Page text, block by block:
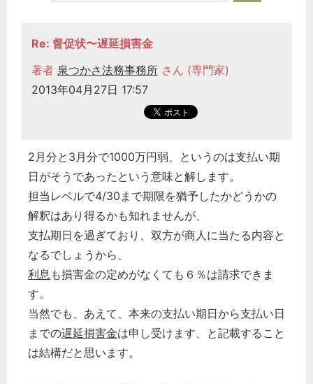
Re: 督促状〜遅延損害金
著者 泉つかさ法務事務所 さん (専門家)
2013年04月27日 17:57
2月分と3月分で1000万円弱、というのは支払い期
日がそうであったという意味と解します。
担当レベルで4/30まで期限を猶予したかどうかの
解釈はあり得るかも知れませんが、
支払期日を過ぎており、双方が商人に当たる内容と
なるでしょうから、
利息 も損害金の定めがなくても６％は請求できま
す。
当然でも、あえて、本来の支払い期日から支払い日
までの遅延損害金は申し受けます、と記載すること
は結構だと思います。